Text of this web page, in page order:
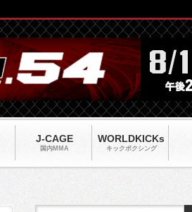
J-CAGE
国内MMA
WORLDKICKs
キックポクシング